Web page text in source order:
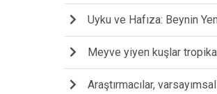
Uyku ve Hafıza: Beynin
Meyve yiyen kuşlar
Araştırmacılar,